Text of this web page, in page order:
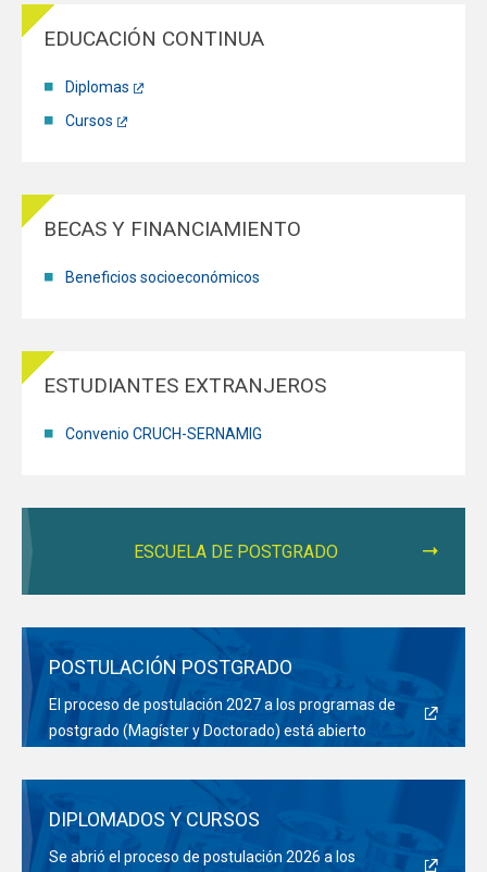
EDUCACIÓN CONTINUA
Diplomas
Cursos
BECAS Y FINANCIAMIENTO
Beneficios socioeconómicos
ESTUDIANTES EXTRANJEROS
Convenio CRUCH-SERNAMIG
ESCUELA DE POSTGRADO
POSTULACIÓN POSTGRADO
El proceso de postulación 2027 a los programas de
postgrado (Magíster y Doctorado) está abierto
DIPLOMADOS Y CURSOS
Se abrió el proceso de postulación 2026 a los